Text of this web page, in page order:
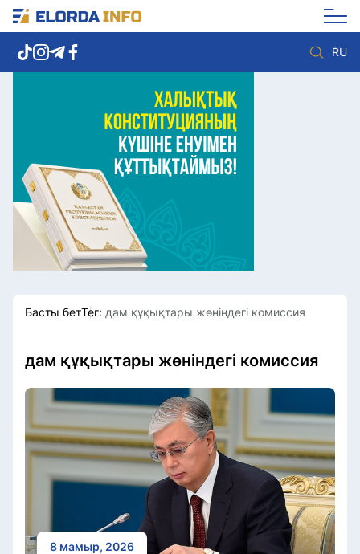
RU
Елорда жаңалықтары
Көзқарас
Саясат
Видео
Әлеумет
Экономика
Спорт
Мәдениет
Басты бетТег: дам құқықтары жөніндегі комиссия
дам құқықтары жөніндегі комиссия
8 мамыр, 2026